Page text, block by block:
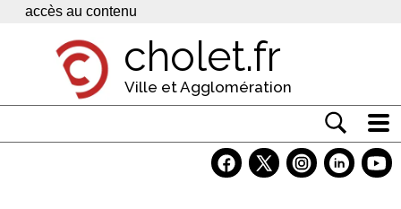
Panneau de gestion des cookies
accès au contenu
cholet.fr
Ville et Agglomération